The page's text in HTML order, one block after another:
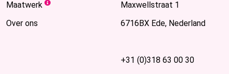
Maatwerk
Over ons
Maxwellstraat 1
6716BX Ede, Nederland
+31 (0)318 63 00 30